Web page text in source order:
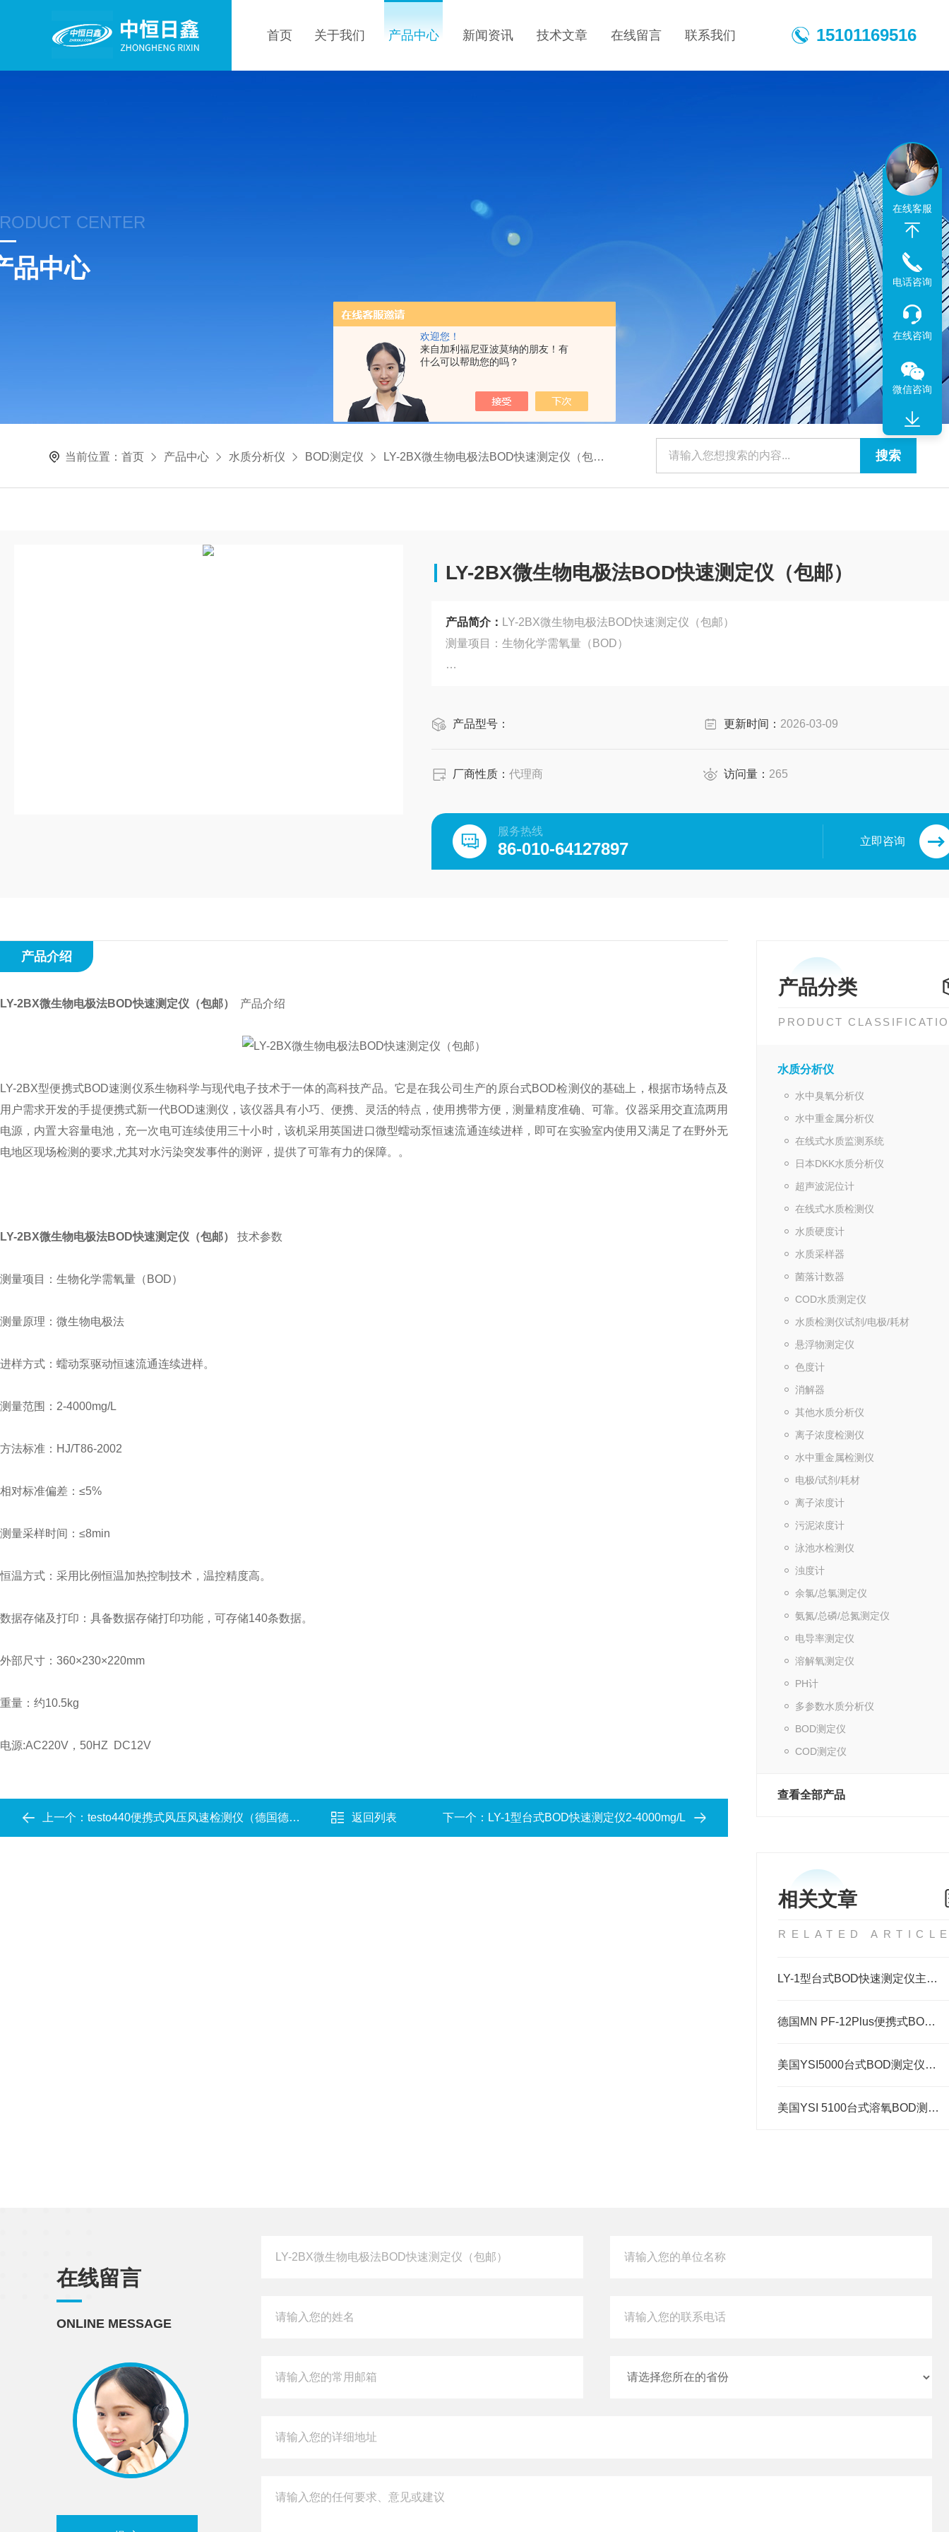
欢迎您！
来自加利福尼亚波莫纳的朋友！有
什么可以帮助您的吗？
首页 关于我们 产品中心 新闻资讯 技术文章 在线留言 联系我们 15101169516
CENTER
品中心
当前位置：首页 产品中心 水质分析仪 BOD测定仪 LY-2BX微生物电极法BOD快速测定仪（包邮）
LY-2BX微生物电极法BOD快速测定仪（包邮）
产品简介：
LY-2BX微生物电极法BOD快速测定仪（包邮）
测量项目：生物化学需氧量（BOD）
进样方式：蠕动泵驱动恒速流通连续进样。
测量范围：2-4000mg/L
产品型号： 更新时间： 2026-03-09
厂商性质： 代理商 访问量： 265
服务热线
86-010-64127897 立即咨询
产品分类
PRODUCT
水质分析仪
水中臭氧分析仪
水中重金属分析仪
在线式水质监测系统
日本DKK水质分析仪
超声波泥位计
在线式水质检测仪
水质硬度计
水质采样器
菌落计数器
COD水质测定仪
水质检测仪试剂/电极/耗材
悬浮物测定仪
色度计
消解器
其他水质分析仪
离子浓度检测仪
水中重金属检测仪
电极/试剂/耗材
离子浓度计
污泥浓度计
泳池水检测仪
浊度计
余氯/总氯测定仪
氨氮/总磷/总氮测定仪
电导率测定仪
溶解氧测定仪
PH计
多参数水质分析仪
BOD测定仪
COD测定仪
查看全部产品
相关文章
RELATED
LY-1型台式BOD快速测定仪主要特点
德国MN PF-12Plus便携式BOD测定仪波长精度
美国YSI5000台式BOD测定仪（自搅拌探头）
美国YSI 5100台式溶氧BOD测定仪（自动搅拌）
产品介绍
LY-2BX微生物电极法BOD快速测定仪（包邮） 产品介绍
LY-2BX型便携式BOD速测仪系生物科学与现代电子技术于一体的高科技产品。它是在我公司生产的原台式BOD检测仪的基础上，根据市场特点及
用户需求开发的手提便携式新一代BOD速测仪，该仪器具有小巧、便携、灵活的特点，使用携带方便，测量精度准确、可靠。仪器采用交直流两用
电源，内置大容量电池，充一次电可连续使用三十小时，该机采用英国进口微型蠕动泵恒速流通连续进样，即可在实验室内使用又满足了在野外无
电地区现场检测的要求,尤其对水污染突发事件的测评，提供了可靠有力的保障。。
LY-2BX微生物电极法BOD快速测定仪（包邮） 技术参数
测量项目：生物化学需氧量（BOD）
测量原理：微生物电极法
进样方式：蠕动泵驱动恒速流通连续进样。
测量范围：2-4000mg/L
方法标准：HJ/T86-2002
相对标准偏差：≤5%
测量采样时间：≤8min
恒温方式：采用比例恒温加热控制技术，温控精度高。
数据存储及打印：具备数据存储打印功能，可存储140条数据。
外部尺寸：360×230×220mm
重量：约10.5kg
电源:AC220V，50HZ DC12V
上一个： testo440便携式风压风速检测仪（德国德图） 返回列表 下一个： LY-1型台式BOD快速测定仪2-4000mg/L
在线留言
ONLINE MESSAGE
在线客服
电话咨询
在线咨询
微信咨询